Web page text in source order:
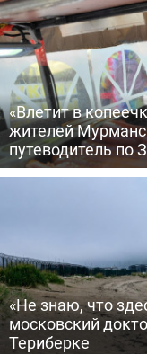
«Влетит в
жителей
путеводитель по
«Не знаю, что
московский
Териберке